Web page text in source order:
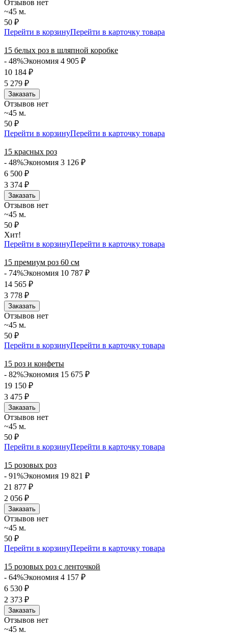
Отзывов нет
~45 м.
50 ₽
Перейти в корзинуПерейти в карточку товара
15 белых роз в шляпной коробке
- 48%Экономия 4 905 ₽
10 184 ₽
5 279 ₽
Заказать
Отзывов нет
~45 м.
50 ₽
Перейти в корзинуПерейти в карточку товара
15 красных роз
- 48%Экономия 3 126 ₽
6 500 ₽
3 374 ₽
Заказать
Отзывов нет
~45 м.
50 ₽
Хит!
Перейти в корзинуПерейти в карточку товара
15 премиум роз 60 см
- 74%Экономия 10 787 ₽
14 565 ₽
3 778 ₽
Заказать
Отзывов нет
~45 м.
50 ₽
Перейти в корзинуПерейти в карточку товара
15 роз и конфеты
- 82%Экономия 15 675 ₽
19 150 ₽
3 475 ₽
Заказать
Отзывов нет
~45 м.
50 ₽
Перейти в корзинуПерейти в карточку товара
15 розовых роз
- 91%Экономия 19 821 ₽
21 877 ₽
2 056 ₽
Заказать
Отзывов нет
~45 м.
50 ₽
Перейти в корзинуПерейти в карточку товара
15 розовых роз с ленточкой
- 64%Экономия 4 157 ₽
6 530 ₽
2 373 ₽
Заказать
Отзывов нет
~45 м.